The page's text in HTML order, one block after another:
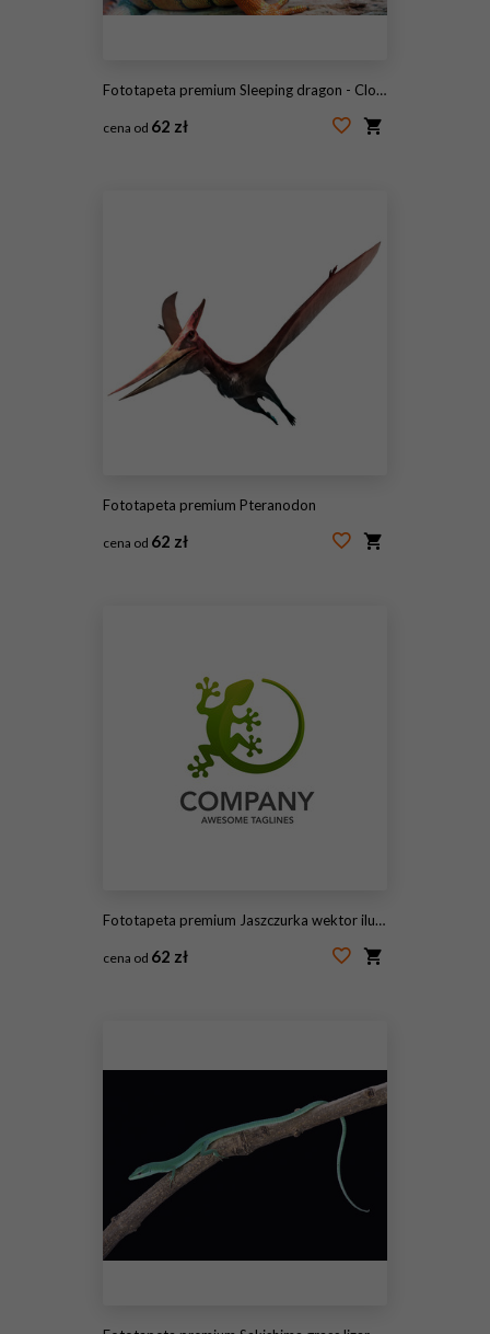
Fototapeta premium Sleeping dragon - Close-up portrait of a resting orange colored male Green iguana (Iguana iguana).
cena od 62 zł
Fototapeta premium Pteranodon
cena od 62 zł
Fototapeta premium Jaszczurka wektor ilustracja logo szablon ikona designu, kreatywny wektor logo gekona
cena od 62 zł